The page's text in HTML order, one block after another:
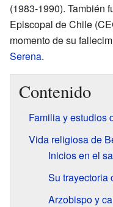
(1983-1990). También
Episcopal de Chile
momento de su
Serena.
Contenido
Familia y estudios
Vida religiosa de
Inicios en el
Su trayectoria
Arzobispo y